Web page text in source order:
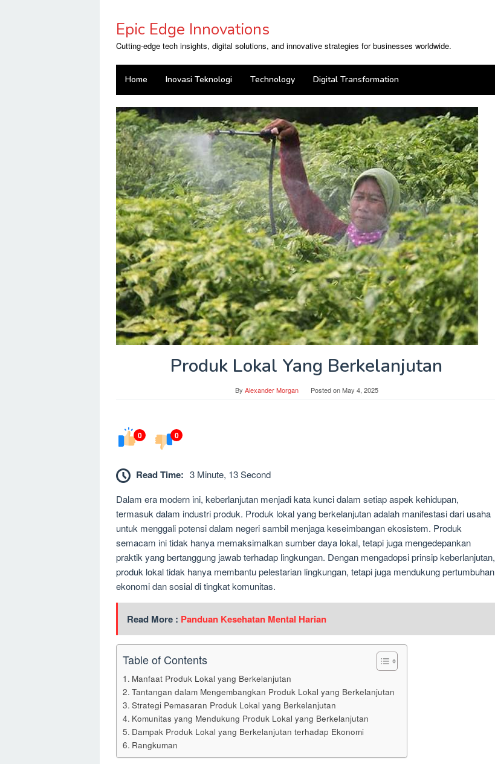
contentEpic Edge Innovations
Cutting-edge tech insights, digital solutions, and innovative strategies for businesses worldwide.
Home Inovasi Teknologi Technology Digital Transformation
Produk Lokal Yang Berkelanjutan
By Alexander Morgan Posted onMay 4, 2025
0 0
Read Time: 3 Minute, 13 Second
Dalam era modern ini, keberlanjutan menjadi kata kunci dalam setiap aspek kehidupan,
termasuk dalam industri produk. Produk lokal yang berkelanjutan adalah manifestasi dari usaha
untuk menggali potensi dalam negeri sambil menjaga keseimbangan ekosistem. Produk
semacam ini tidak hanya memaksimalkan sumber daya lokal, tetapi juga mengedepankan
praktik yang bertanggung jawab terhadap lingkungan. Dengan mengadopsi prinsip keberlanjutan,
produk lokal tidak hanya membantu pelestarian lingkungan, tetapi juga mendukung pertumbuhan
ekonomi dan sosial di tingkat komunitas.
Read More : Panduan Kesehatan Mental Harian
Table of Contents
Manfaat Produk Lokal yang Berkelanjutan
Tantangan dalam Mengembangkan Produk Lokal yang Berkelanjutan
Strategi Pemasaran Produk Lokal yang Berkelanjutan
Komunitas yang Mendukung Produk Lokal yang Berkelanjutan
Dampak Produk Lokal yang Berkelanjutan terhadap Ekonomi
Rangkuman